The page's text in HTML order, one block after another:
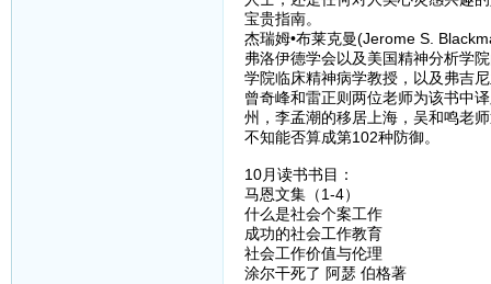
宝贵指南。
杰瑞姆•布莱克曼(Jerome S.
弗洛伊德学会以及美国精神分析学
学院临床精神病学教授，以及弗吉
曾奇峰和雷正则两位老师为该书中
州，李孟潮的移居上海，吴和鸣老
不知能否算成第102种防御。
10月读书书目：
马恩文集（1-4）
什么是社会个案工作
成功的社会工作教育
社会工作价值与伦理
涂尔干死了 阿瑟 伯格著